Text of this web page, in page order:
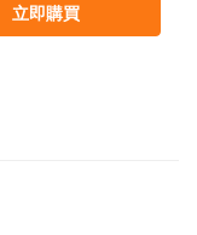
立即購買